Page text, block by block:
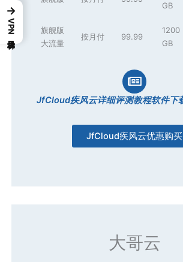
GB
旗舰版
大流量
按月付 99.99
1200
GB
JfCloud疾风云详细评测教程软件下
JfCloud疾风云优惠购买
大哥云
→
VPN梯子目录